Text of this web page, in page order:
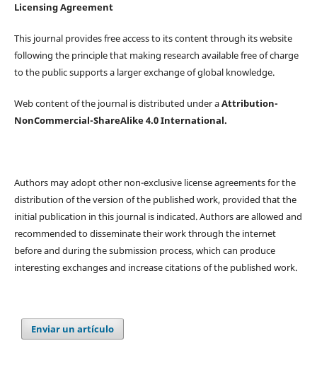
Licensing Agreement
This journal provides free access to its content through its website
following the principle that making research available free of charge
to the public supports a larger exchange of global knowledge.
Web content of the journal is distributed under aAttribution-
NonCommercial-ShareAlike 4.0 International.
Authors may adopt other non-exclusive license agreements for the
distribution of the version of the published work, provided that the
initial publication in this journal is indicated. Authors are allowed and
recommended to disseminate their work through the internet
before and during the submission process, which can produce
interesting exchanges and increase citations of the published work.
Enviar un artículo